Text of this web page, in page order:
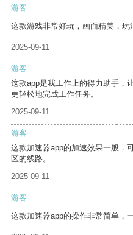
游客
这款游戏非常好玩，画面精美，玩
2025-09-11
游客
这款app是我工作上的得力助手，
更轻松地完成工作任务。
2025-09-11
游客
这款加速器app的加速效果一般，
区的线路。
2025-09-11
游客
这款加速器app的操作非常简单，